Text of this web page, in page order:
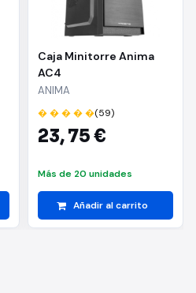
Caja Minitorre Anima
AC4
ANIMA
� � � � �(59)
23,75 €
Más de 20 unidades
Añadir al carrito